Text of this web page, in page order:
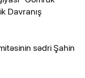
Davranış
sədri Şahin